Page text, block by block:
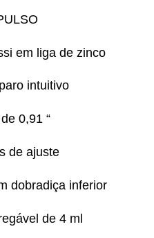
em liga de zinco
intuitivo
0,91 “
de ajuste
dobradiça inferior
de 4 ml